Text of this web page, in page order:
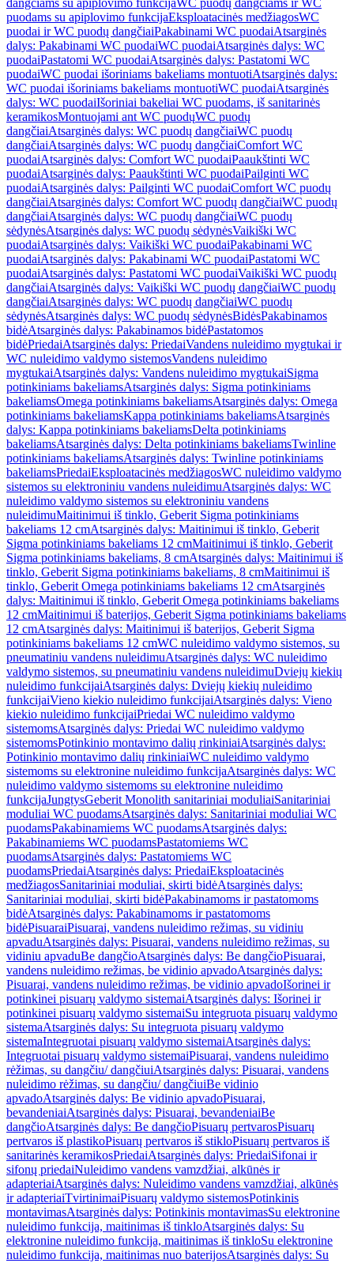
dangčiams su apiplovimo funkcijaWC puodų dangčiams ir WC
puodams su apiplovimo funkcijaEksploatacinės medžiagosWC
puodai ir WC puodų dangčiaiPakabinami WC puodaiAtsarginės
dalys: Pakabinami WC puodaiWC puodaiAtsarginės dalys: WC
puodaiPastatomi WC puodaiAtsarginės dalys: Pastatomi WC
puodaiWC puodai išoriniams bakeliams montuotiAtsarginės dalys:
WC puodai išoriniams bakeliams montuotiWC puodaiAtsarginės
dalys: WC puodaiIšoriniai bakeliai WC puodams, iš sanitarinės
keramikosMontuojami ant WC puodųWC puodų
dangčiaiAtsarginės dalys: WC puodų dangčiaiWC puodų
dangčiaiAtsarginės dalys: WC puodų dangčiaiComfort WC
puodaiAtsarginės dalys: Comfort WC puodaiPaaukštinti WC
puodaiAtsarginės dalys: Paaukštinti WC puodaiPailginti WC
puodaiAtsarginės dalys: Pailginti WC puodaiComfort WC puodų
dangčiaiAtsarginės dalys: Comfort WC puodų dangčiaiWC puodų
dangčiaiAtsarginės dalys: WC puodų dangčiaiWC puodų
sėdynėsAtsarginės dalys: WC puodų sėdynėsVaikiški WC
puodaiAtsarginės dalys: Vaikiški WC puodaiPakabinami WC
puodaiAtsarginės dalys: Pakabinami WC puodaiPastatomi WC
puodaiAtsarginės dalys: Pastatomi WC puodaiVaikiški WC puodų
dangčiaiAtsarginės dalys: Vaikiški WC puodų dangčiaiWC puodų
dangčiaiAtsarginės dalys: WC puodų dangčiaiWC puodų
sėdynėsAtsarginės dalys: WC puodų sėdynėsBidėsPakabinamos
bidėAtsarginės dalys: Pakabinamos bidėPastatomos
bidėPriedaiAtsarginės dalys: PriedaiVandens nuleidimo mygtukai ir
WC nuleidimo valdymo sistemosVandens nuleidimo
mygtukaiAtsarginės dalys: Vandens nuleidimo mygtukaiSigma
potinkiniams bakeliamsAtsarginės dalys: Sigma potinkiniams
bakeliamsOmega potinkiniams bakeliamsAtsarginės dalys: Omega
potinkiniams bakeliamsKappa potinkiniams bakeliamsAtsarginės
dalys: Kappa potinkiniams bakeliamsDelta potinkiniams
bakeliamsAtsarginės dalys: Delta potinkiniams bakeliamsTwinline
potinkiniams bakeliamsAtsarginės dalys: Twinline potinkiniams
bakeliamsPriedaiEksploatacinės medžiagosWC nuleidimo valdymo
sistemos su elektroniniu vandens nuleidimuAtsarginės dalys: WC
nuleidimo valdymo sistemos su elektroniniu vandens
nuleidimuMaitinimui iš tinklo, Geberit Sigma potinkiniams
bakeliams 12 cmAtsarginės dalys: Maitinimui iš tinklo, Geberit
Sigma potinkiniams bakeliams 12 cmMaitinimui iš tinklo, Geberit
Sigma potinkiniams bakeliams, 8 cmAtsarginės dalys: Maitinimui iš
tinklo, Geberit Sigma potinkiniams bakeliams, 8 cmMaitinimui iš
tinklo, Geberit Omega potinkiniams bakeliams 12 cmAtsarginės
dalys: Maitinimui iš tinklo, Geberit Omega potinkiniams bakeliams
12 cmMaitinimui iš baterijos, Geberit Sigma potinkiniams bakeliams
12 cmAtsarginės dalys: Maitinimui iš baterijos, Geberit Sigma
potinkiniams bakeliams 12 cmWC nuleidimo valdymo sistemos, su
pneumatiniu vandens nuleidimuAtsarginės dalys: WC nuleidimo
valdymo sistemos, su pneumatiniu vandens nuleidimuDviejų kiekių
nuleidimo funkcijaiAtsarginės dalys: Dviejų kiekių nuleidimo
funkcijaiVieno kiekio nuleidimo funkcijaiAtsarginės dalys: Vieno
kiekio nuleidimo funkcijaiPriedai WC nuleidimo valdymo
sistemomsAtsarginės dalys: Priedai WC nuleidimo valdymo
sistemomsPotinkinio montavimo dalių rinkiniaiAtsarginės dalys:
Potinkinio montavimo dalių rinkiniaiWC nuleidimo valdymo
sistemoms su elektronine nuleidimo funkcijaAtsarginės dalys: WC
nuleidimo valdymo sistemoms su elektronine nuleidimo
funkcijaJungtysGeberit Monolith sanitariniai moduliaiSanitariniai
moduliai WC puodamsAtsarginės dalys: Sanitariniai moduliai WC
puodamsPakabinamiems WC puodamsAtsarginės dalys:
Pakabinamiems WC puodamsPastatomiems WC
puodamsAtsarginės dalys: Pastatomiems WC
puodamsPriedaiAtsarginės dalys: PriedaiEksploatacinės
medžiagosSanitariniai moduliai, skirti bidėAtsarginės dalys:
Sanitariniai moduliai, skirti bidėPakabinamoms ir pastatomoms
bidėAtsarginės dalys: Pakabinamoms ir pastatomoms
bidėPisuaraiPisuarai, vandens nuleidimo režimas, su vidiniu
apvaduAtsarginės dalys: Pisuarai, vandens nuleidimo režimas, su
vidiniu apvaduBe dangčioAtsarginės dalys: Be dangčioPisuarai,
vandens nuleidimo režimas, be vidinio apvadoAtsarginės dalys:
Pisuarai, vandens nuleidimo režimas, be vidinio apvadoIšorinei ir
potinkinei pisuarų valdymo sistemaiAtsarginės dalys: Išorinei ir
potinkinei pisuarų valdymo sistemaiSu integruota pisuarų valdymo
sistemaAtsarginės dalys: Su integruota pisuarų valdymo
sistemaIntegruotai pisuarų valdymo sistemaiAtsarginės dalys:
Integruotai pisuarų valdymo sistemaiPisuarai, vandens nuleidimo
rėžimas, su dangčiu/ dangčiuiAtsarginės dalys: Pisuarai, vandens
nuleidimo rėžimas, su dangčiu/ dangčiuiBe vidinio
apvadoAtsarginės dalys: Be vidinio apvadoPisuarai,
bevandeniaiAtsarginės dalys: Pisuarai, bevandeniaiBe
dangčioAtsarginės dalys: Be dangčioPisuarų pertvarosPisuarų
pertvaros iš plastikoPisuarų pertvaros iš stikloPisuarų pertvaros iš
sanitarinės keramikosPriedaiAtsarginės dalys: PriedaiSifonai ir
sifonų priedaiNuleidimo vandens vamzdžiai, alkūnės ir
adapteriaiAtsarginės dalys: Nuleidimo vandens vamzdžiai, alkūnės
ir adapteriaiTvirtinimaiPisuarų valdymo sistemosPotinkinis
montavimasAtsarginės dalys: Potinkinis montavimasSu elektronine
nuleidimo funkcija, maitinimas iš tinkloAtsarginės dalys: Su
elektronine nuleidimo funkcija, maitinimas iš tinkloSu elektronine
nuleidimo funkcija, maitinimas nuo baterijosAtsarginės dalys: Su